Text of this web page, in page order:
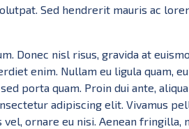
Sed hendrerit mauris ac
Donec nisl risus, gravida at
enim. Nullam eu ligula quam,
porta quam. Proin dui ante,
adipiscing elit. Vivamus
ornare eu nisi. Aenean fringilla,